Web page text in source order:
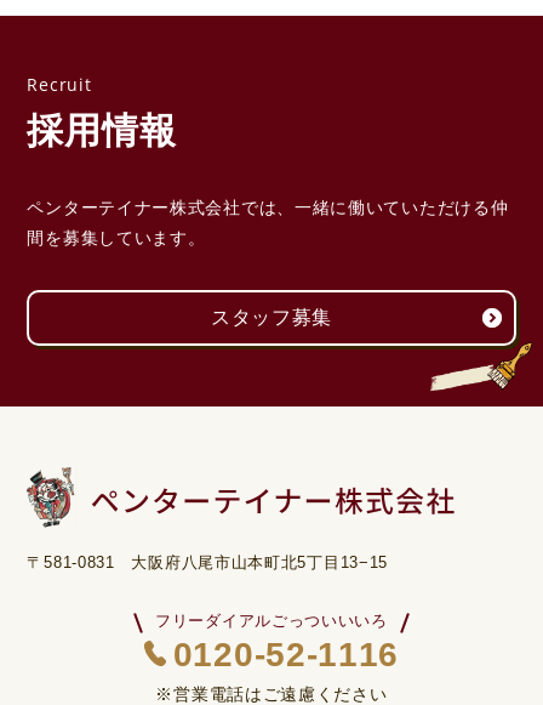
採用情報
ペンターテイナー株式会社では、一緒に働いていただける仲
間を募集しています。
スタッフ募集
〒581-0831 大阪府八尾市山本町北5丁目13−15
フリーダイアルごっついいいろ
0120-52-1116
※営業電話はご遠慮ください